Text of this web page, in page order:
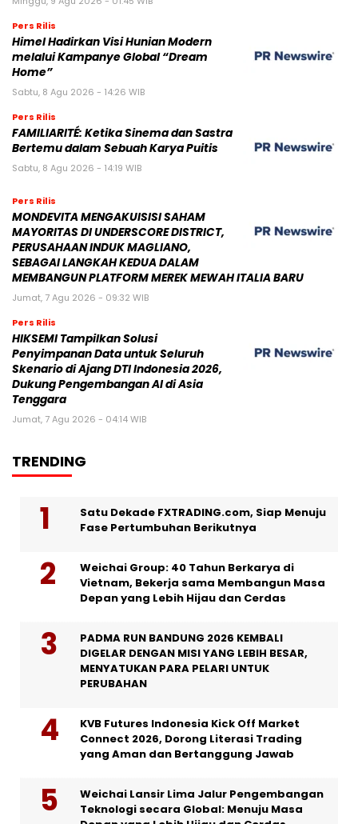
Pers Rilis
Himel Hadirkan Visi Hunian Modern
melalui Kampanye Global “Dream
Home”
Sabtu, 8 Agu 2026 - 14:26 WIB
Pers Rilis
FAMILIARITÉ: Ketika Sinema dan Sastra
Bertemu dalam Sebuah Karya Puitis
Sabtu, 8 Agu 2026 - 14:19 WIB
Pers Rilis
MONDEVITA MENGAKUISISI SAHAM
MAYORITAS DI UNDERSCORE DISTRICT,
PERUSAHAAN INDUK MAGLIANO,
SEBAGAI LANGKAH KEDUA DALAM
MEMBANGUN PLATFORM MEREK MEWAH ITALIA BARU
Jumat, 7 Agu 2026 - 09:32 WIB
Pers Rilis
HIKSEMI Tampilkan Solusi
Penyimpanan Data untuk Seluruh
Skenario di Ajang DTI Indonesia 2026,
Dukung Pengembangan AI di Asia
Tenggara
Jumat, 7 Agu 2026 - 04:14 WIB
TRENDING
Satu Dekade FXTRADING.com, Siap Menuju
Fase Pertumbuhan Berikutnya
Weichai Group: 40 Tahun Berkarya di
Vietnam, Bekerja sama Membangun Masa
Depan yang Lebih Hijau dan Cerdas
PADMA RUN BANDUNG 2026 KEMBALI
DIGELAR DENGAN MISI YANG LEBIH BESAR,
MENYATUKAN PARA PELARI UNTUK
PERUBAHAN
KVB Futures Indonesia Kick Off Market
Connect 2026, Dorong Literasi Trading
yang Aman dan Bertanggung Jawab
Weichai Lansir Lima Jalur Pengembangan
Teknologi secara Global: Menuju Masa